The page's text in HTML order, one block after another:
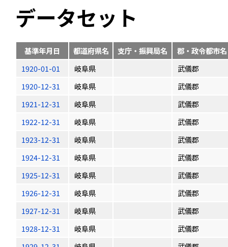
データセット
基準年月日 都道府県名 支庁・振興局名
郡・政令都市名
1920-01-01
岐阜県
武儀郡
1920-12-31
岐阜県
武儀郡
1921-12-31
岐阜県
武儀郡
1922-12-31
岐阜県
武儀郡
1923-12-31
岐阜県
武儀郡
1924-12-31
岐阜県
武儀郡
1925-12-31
岐阜県
武儀郡
1926-12-31
岐阜県
武儀郡
1927-12-31
岐阜県
武儀郡
1928-12-31
岐阜県
武儀郡